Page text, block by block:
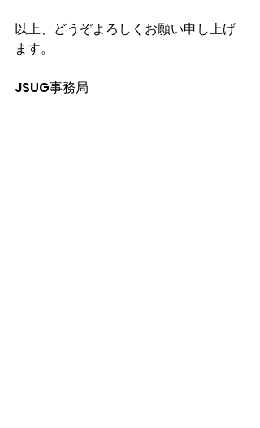
以上、どうぞよろしくお願い申し上げ
ます。
JSUG事務局